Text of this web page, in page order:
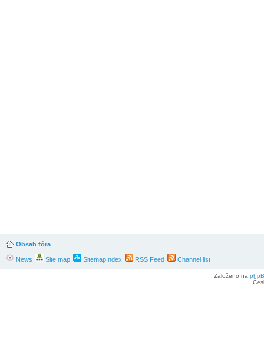
Obsah fóra
News Site map SitemapIndex RSS Feed Channel list
Založeno na